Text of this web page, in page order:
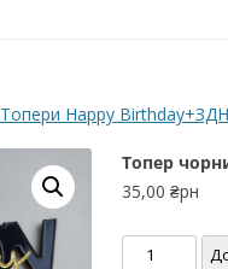
Топери Happy Birthday+ЗДН
Топер
35,00 ₴рн
Топер